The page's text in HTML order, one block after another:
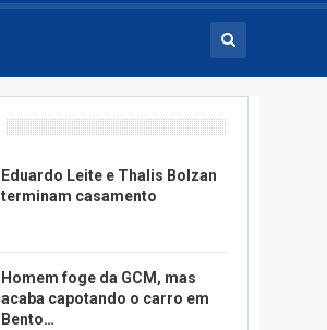
Eduardo Leite e Thalis Bolzan
terminam casamento
Homem foge da GCM, mas
acaba capotando o carro em
Bento…